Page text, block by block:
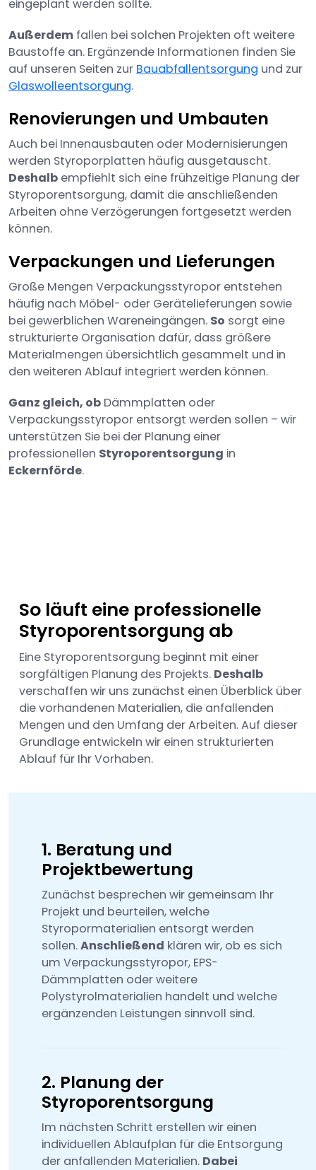
eingeplant werden sollte.
Außerdem fallen bei solchen Projekten oft weitere
Baustoffe an. Ergänzende Informationen finden Sie
auf unseren Seiten zur Bauabfallentsorgung und zur
Glaswolleentsorgung.
Renovierungen und Umbauten
Auch bei Innenausbauten oder Modernisierungen
werden Styroporplatten häufig ausgetauscht.
Deshalb empfiehlt sich eine frühzeitige Planung der
Styroporentsorgung, damit die anschließenden
Arbeiten ohne Verzögerungen fortgesetzt werden
können.
Verpackungen und Lieferungen
Große Mengen Verpackungsstyropor entstehen
häufig nach Möbel- oder Gerätelieferungen sowie
bei gewerblichen Wareneingängen. So sorgt eine
strukturierte Organisation dafür, dass größere
Materialmengen übersichtlich gesammelt und in
den weiteren Ablauf integriert werden können.
Ganz gleich, ob Dämmplatten oder
Verpackungsstyropor entsorgt werden sollen – wir
unterstützen Sie bei der Planung einer
professionellen Styroporentsorgung in
Eckernförde.
So läuft eine professionelle
Styroporentsorgung ab
Eine Styroporentsorgung beginnt mit einer
sorgfältigen Planung des Projekts. Deshalb
verschaffen wir uns zunächst einen Überblick über
die vorhandenen Materialien, die anfallenden
Mengen und den Umfang der Arbeiten. Auf dieser
Grundlage entwickeln wir einen strukturierten
Ablauf für Ihr Vorhaben.
1. Beratung und
Projektbewertung
Zunächst besprechen wir gemeinsam Ihr
Projekt und beurteilen, welche
Styropormaterialien entsorgt werden
sollen.Anschließend klären wir, ob es sich
um Verpackungsstyropor, EPS-
Dämmplatten oder weitere
Polystyrolmaterialien handelt und welche
ergänzenden Leistungen sinnvoll sind.
2. Planung der
Styroporentsorgung
Im nächsten Schritt erstellen wir einen
individuellen Ablaufplan für die Entsorgung
der anfallenden Materialien. Dabei